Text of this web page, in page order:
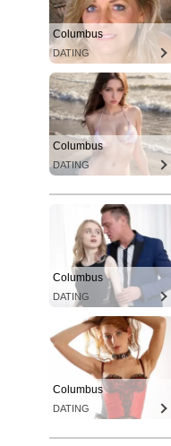
Columbus
DATING
Columbus
DATING
Columbus
DATING
Columbus
DATING